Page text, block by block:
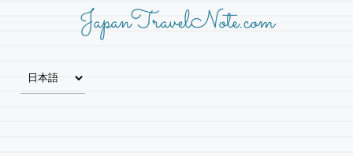
JapanTravelNote.com